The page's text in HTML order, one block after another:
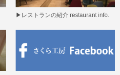
▶ レストランの紹介 restaurant info.